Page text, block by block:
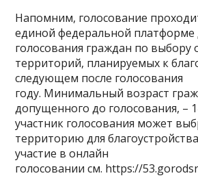
Напомним, голосование
единой федеральной платформе
голосования граждан по выбору
территорий, планируемых к
следующем после голосования
году. Минимальный возраст
допущенного до голосования, –
участник голосования может
территорию для
участие в онлайн
голосовании см. https://